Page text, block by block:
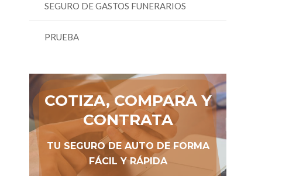
SEGURO DE GASTOS FUNERARIOS
PRUEBA
COTIZA, COMPARA Y
CONTRATA
TU SEGURO DE AUTO DE FORMA
FÁCIL Y RÁPIDA